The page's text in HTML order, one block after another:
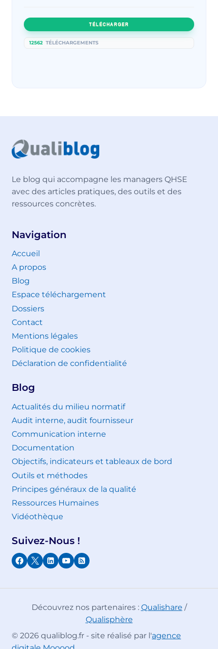
TÉLÉCHARGER
12562 TÉLÉCHARGEMENTS
Le blog qui accompagne les managers QHSE
avec des articles pratiques, des outils et des
ressources concrètes.
Navigation
Accueil
A propos
Blog
Espace téléchargement
Dossiers
Contact
Mentions légales
Politique de cookies
Déclaration de confidentialité
Blog
Actualités du milieu normatif
Audit interne, audit fournisseur
Communication interne
Documentation
Objectifs, indicateurs et tableaux de bord
Outils et méthodes
Principes généraux de la qualité
Ressources Humaines
Vidéothèque
Suivez-Nous !
Découvrez nos partenaires : Qualishare /
Qualisphère
© 2026 qualiblog.fr - site réalisé par l'agence